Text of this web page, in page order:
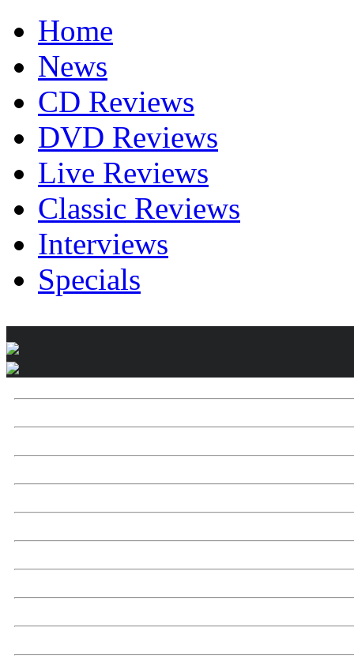
Home
News
CD Reviews
DVD Reviews
Live Reviews
Classic Reviews
Interviews
Specials